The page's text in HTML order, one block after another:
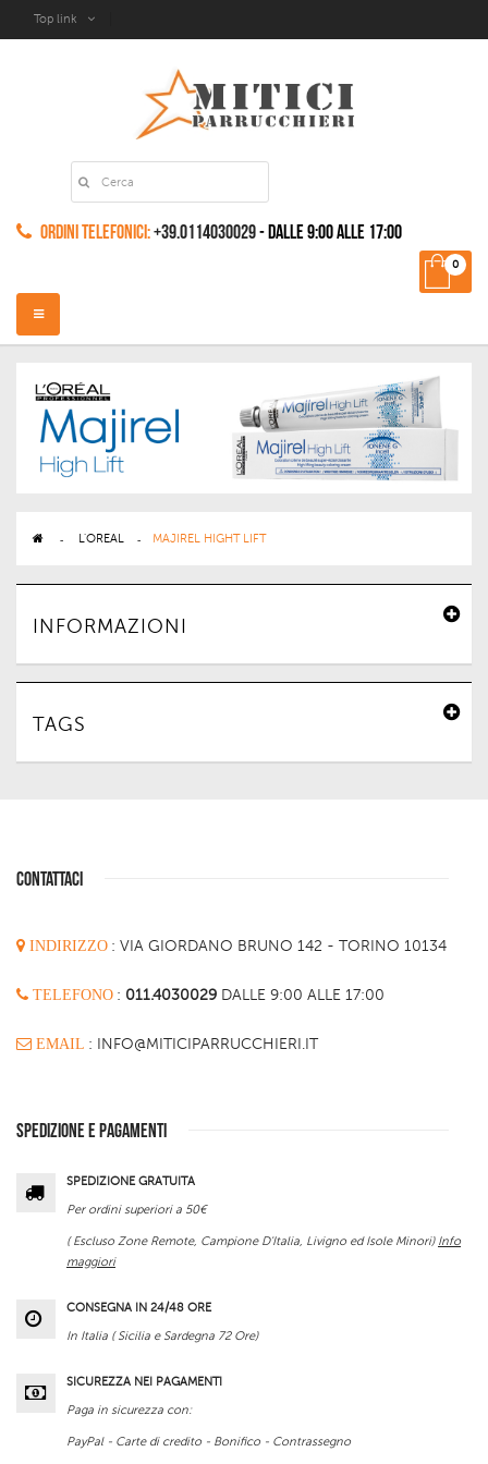
Top link
Ordini Telefonici:+39.0114030029- dalle 9:00 alle 17:00
0
Navigazione
Toggle
> L'OREAL > MAJIREL HIGHT LIFT
INFORMAZIONI
TAGS
CONTATTACI
INDIRIZZO : VIA GIORDANO BRUNO 142 - TORINO 10134
TELEFONO : 011.4030029 DALLE 9:00 ALLE 17:00
EMAIL : INFO@MITICIPARRUCCHIERI.IT
SPEDIZIONE E PAGAMENTI
SPEDIZIONE GRATUITA
Per ordini superiori a 50€
( Escluso Zone Remote, Campione D'Italia, Livigno ed Isole Minori) Info
maggiori
CONSEGNA IN 24/48 ORE
In Italia ( Sicilia e Sardegna 72 Ore)
SICUREZZA NEI PAGAMENTI
Paga in sicurezza con:
PayPal - Carte di credito - Bonifico - Contrassegno